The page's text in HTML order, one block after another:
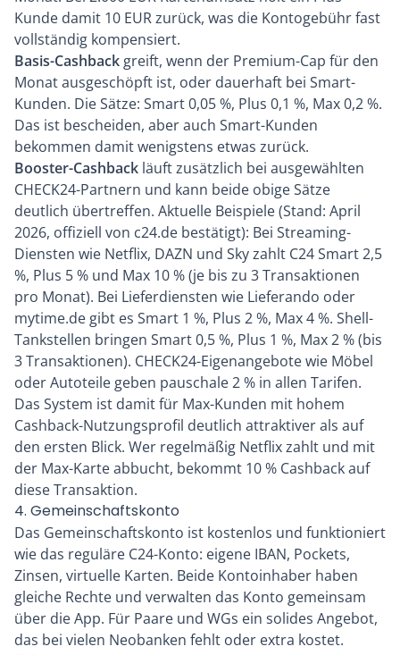
Kunde damit 10 EUR zurück, was die Kontogebühr fast
vollständig kompensiert.
Basis-Cashback greift, wenn der Premium-Cap für den
Monat ausgeschöpft ist, oder dauerhaft bei Smart-
Kunden. Die Sätze: Smart 0,05 %, Plus 0,1 %, Max 0,2 %.
Das ist bescheiden, aber auch Smart-Kunden
bekommen damit wenigstens etwas zurück.
Booster-Cashback läuft zusätzlich bei ausgewählten
CHECK24-Partnern und kann beide obige Sätze
deutlich übertreffen. Aktuelle Beispiele (Stand: April
2026, offiziell von c24.de bestätigt): Bei Streaming-
Diensten wie Netflix, DAZN und Sky zahlt C24 Smart 2,5
%, Plus 5 % und Max 10 % (je bis zu 3 Transaktionen
pro Monat). Bei Lieferdiensten wie Lieferando oder
mytime.de gibt es Smart 1 %, Plus 2 %, Max 4 %. Shell-
Tankstellen bringen Smart 0,5 %, Plus 1 %, Max 2 % (bis
3 Transaktionen). CHECK24-Eigenangebote wie Möbel
oder Autoteile geben pauschale 2 % in allen Tarifen.
Das System ist damit für Max-Kunden mit hohem
Cashback-Nutzungsprofil deutlich attraktiver als auf
den ersten Blick. Wer regelmäßig Netflix zahlt und mit
der Max-Karte abbucht, bekommt 10 % Cashback auf
diese Transaktion.
4. Gemeinschaftskonto
Das Gemeinschaftskonto ist kostenlos und funktioniert
wie das reguläre C24-Konto: eigene IBAN, Pockets,
Zinsen, virtuelle Karten. Beide Kontoinhaber haben
gleiche Rechte und verwalten das Konto gemeinsam
über die App. Für Paare und WGs ein solides Angebot,
das bei vielen Neobanken fehlt oder extra kostet.